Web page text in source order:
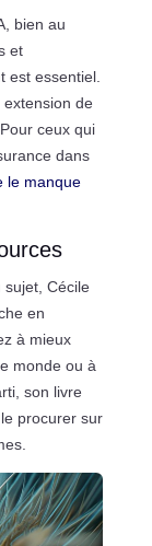
bien au
et
est essentiel.
extension de
ceux qui
dans
le manque
Cécile
en
à mieux
monde ou à
son livre
procurer sur